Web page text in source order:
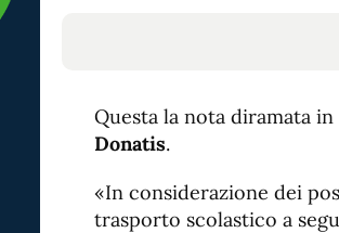
Questa la nota diramata
Donatis.
«In considerazione dei
trasporto scolastico a